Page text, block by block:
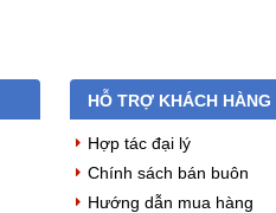
HỖ TRỢ KHÁCH HÀNG
Hợp tác đại lý
Chính sách bán buôn
Hướng dẫn mua hàng